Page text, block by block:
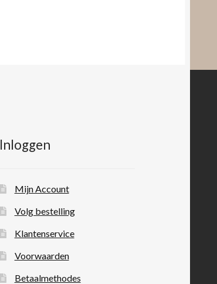
Inloggen
Mijn Account
Volg bestelling
Klantenservice
Voorwaarden
Betaalmethodes